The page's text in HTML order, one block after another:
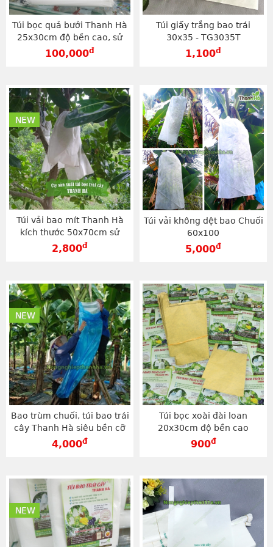
Túi bọc quả bưởi Thanh Hà
25x30cm độ bền cao, sử
dụng trên 2 vụ - TV2530
100,000đ
Túi giấy trắng bao trái
30x35 - TG3035T
1,100đ
Túi vải bao mít Thanh Hà
kích thước 50x70cm sử
dụng dây rút, độ bền cao -
2,800đ
NEW
Túi vải không dệt bao Chuối
60x100
5,000đ
Bao trùm chuối, túi bao trái
cây Thanh Hà siêu bền cỡ
70x140cm - TB70140
4,000đ
NEW
Túi bọc xoài đài loan
20x30cm độ bền cao
thương hiệu Thanh Hà -
900đ
NEW